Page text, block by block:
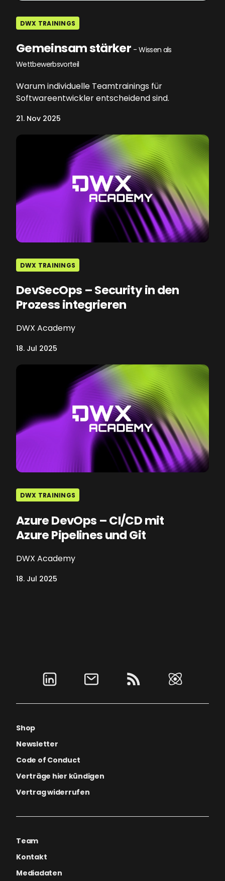
DWX TRAININGS
Gemeinsam stärker - Wissen als
Wettbewerbsvorteil
Warum individuelle Teamtrainings für
Softwareentwickler entscheidend sind.
21. Nov 2025
DWX TRAININGS
DevSecOps – Security in den
Prozess integrieren
DWX Academy
18. Jul 2025
DWX TRAININGS
Azure DevOps – CI/CD mit
Azure Pipelines und Git
DWX Academy
18. Jul 2025
Shop
Newsletter
Code of Conduct
Verträge hier kündigen
Vertrag widerrufen
Team
Kontakt
Mediadaten